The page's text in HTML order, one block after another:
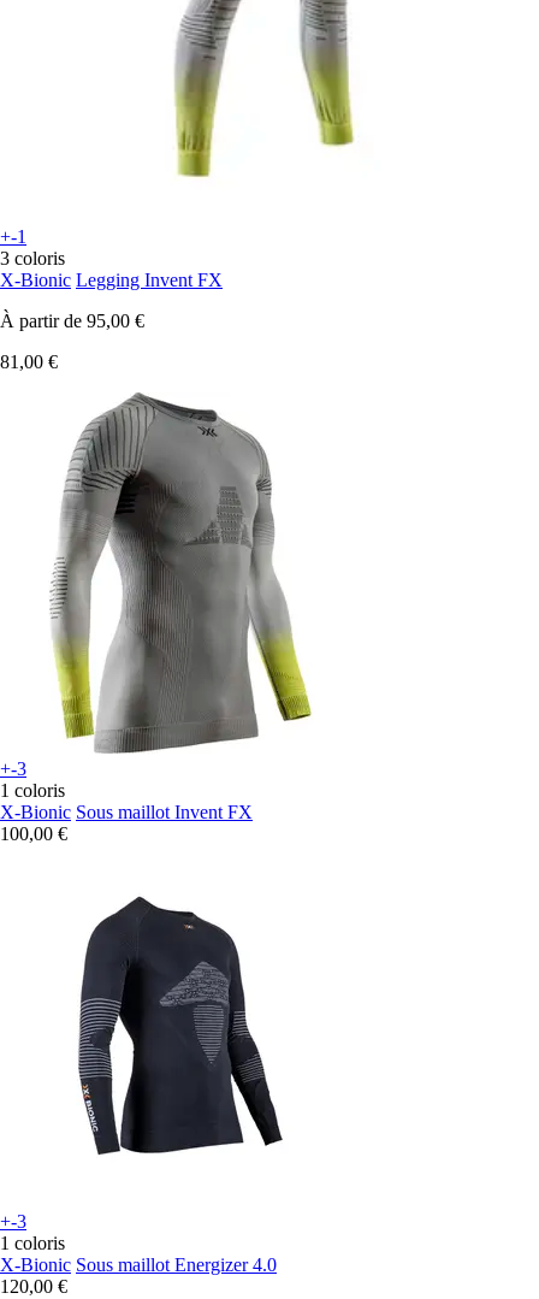
+-1
3 coloris
X-Bionic Legging Invent FX
À partir de 95,00 €
81,00 €
+-3
1 coloris
X-Bionic Sous maillot Invent FX
100,00 €
+-3
1 coloris
X-Bionic Sous maillot Energizer 4.0
120,00 €